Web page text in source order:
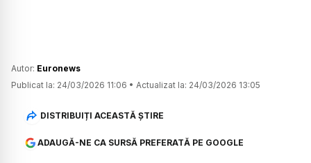
Autor: Euronews
Publicat la: 24/03/2026 11:06 • Actualizat la: 24/03/2026 13:05
DISTRIBUIȚI ACEASTĂ ȘTIRE
ADAUGĂ-NE CA SURSĂ PREFERATĂ PE GOOGLE